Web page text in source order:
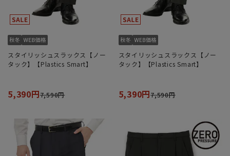
スタイリッシュスラックス【ノー
タック】【Plastics Smart】
5,390円7,590円
スタイリッシュスラックス【ノー
タック】【Plastics Smart】
5,390円7,590円